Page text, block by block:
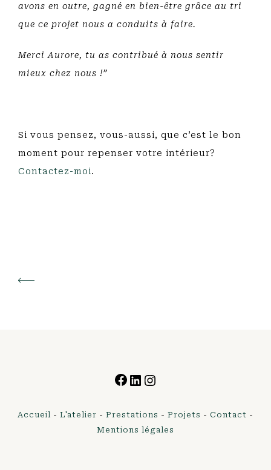
avons en outre, gagné en bien-être grâce au tri
que ce projet nous a conduits à faire.
Merci Aurore, tu as contribué à nous sentir
mieux chez nous !”
Si vous pensez, vous-aussi, que c’est le bon
moment pour repenser votre intérieur?
Contactez-moi.
Facebook LinkedIn Instagram
Accueil - L'atelier - Prestations - Projets - Contact -
Mentions légales